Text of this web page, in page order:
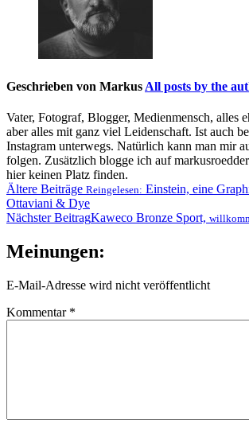
Geschrieben von Markus All posts by the
Vater, Fotograf, Blogger, Medienmensch, alles
aber alles mit ganz viel Leidenschaft. Ist auch
Instagram unterwegs. Natürlich kann man mir
folgen. Zusätzlich blogge ich auf
hier keinen Platz finden.
Beitragsnavigation
Ältere Beiträge Reingelesen: Einstein, eine
Ottaviani & Dye
Nächster BeitragKaweco Bronze Sport,
Meinungen:
E-Mail-Adresse wird nicht veröffentlicht
Kommentar *